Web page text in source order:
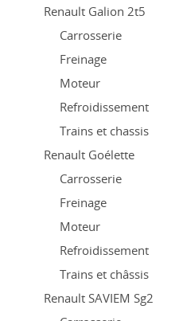
Renault Galion 2t5
Carrosserie
Freinage
Moteur
Refroidissement
Trains et chassis
Renault Goélette
Carrosserie
Freinage
Moteur
Refroidissement
Trains et châssis
Renault SAVIEM Sg2